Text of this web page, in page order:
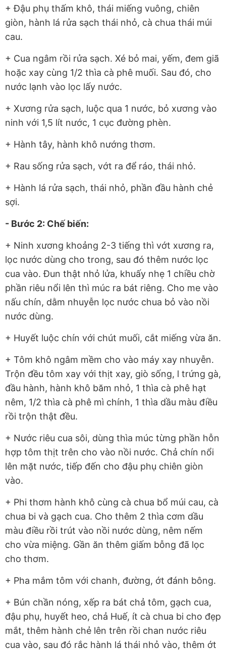
+ Đậu phụ thấm khô, thái miếng vuông, chiên
giòn, hành lá rửa sạch thái nhỏ, cà chua thái múi
cau.
+ Cua ngâm rồi rửa sạch. Xé bỏ mai, yếm, đem giã
hoặc xay cùng 1/2 thìa cà phê muối. Sau đó, cho
nước lạnh vào lọc lấy nước.
+ Xương rửa sạch, luộc qua 1 nước, bỏ xương vào
ninh với 1,5 lít nước, 1 cục đường phèn.
+ Hành tây, hành khô nướng thơm.
+ Rau sống rửa sạch, vớt ra để ráo, thái nhỏ.
+ Hành lá rửa sạch, thái nhỏ, phần đầu hành chẻ
sợi.
- Bước 2: Chế biến:
+ Ninh xương khoảng 2-3 tiếng thì vớt xương ra,
lọc nước dùng cho trong, sau đó thêm nước lọc
cua vào. Đun thật nhỏ lửa, khuấy nhẹ 1 chiều chờ
phần riêu nổi lên thì múc ra bát riêng. Cho me vào
nấu chín, dằm nhuyễn lọc nước chua bỏ vào nồi
nước dùng.
+ Huyết luộc chín với chút muối, cắt miếng vừa ăn.
+ Tôm khô ngâm mềm cho vào máy xay nhuyễn.
Trộn đều tôm xay với thịt xay, giò sống, l trứng gà,
đầu hành, hành khô băm nhỏ, 1 thìa cà phê hạt
nêm, 1/2 thìa cà phê mì chính, 1 thìa dầu màu điều
rồi trộn thật đều.
+ Nước riêu cua sôi, dùng thìa múc từng phần hỗn
hợp tôm thịt trên cho vào nồi nước. Chả chín nổi
lên mặt nước, tiếp đến cho đậu phụ chiên giòn
vào.
+ Phi thơm hành khô cùng cà chua bổ múi cau, cà
chua bi và gạch cua. Cho thêm 2 thìa cơm dầu
màu điều rồi trút vào nồi nước dùng, nêm nếm
cho vừa miệng. Gần ăn thêm giấm bỗng đã lọc
cho thơm.
+ Pha mắm tôm với chanh, đường, ớt đánh bông.
+ Bún chần nóng, xếp ra bát chả tôm, gạch cua,
đậu phụ, huyết heo, chả Huế, ít cà chua bi cho đẹp
mắt, thêm hành chẻ lên trên rồi chan nước riêu
cua vào, sau đó rắc hành lá thái nhỏ vào, thêm ớt